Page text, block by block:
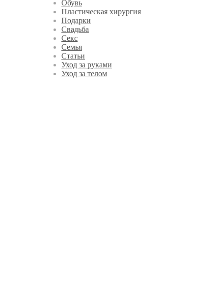
Обувь
Пластическая хирургия
Подарки
Свадьба
Секс
Семья
Статьи
Уход за руками
Уход за телом